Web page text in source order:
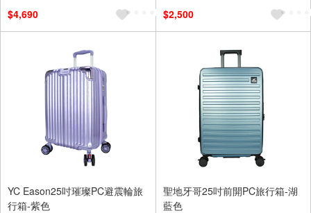
$4,690
$2,500
YC Eason25吋璀璨PC避震輪旅
行箱-紫色
聖地牙哥25吋前開PC旅行箱-湖
藍色